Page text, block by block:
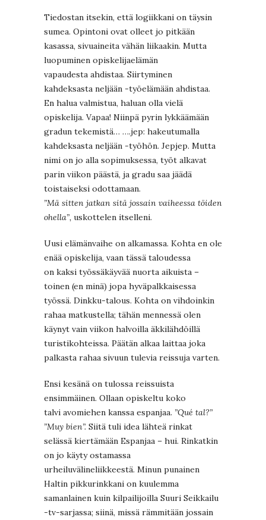
Tiedostan itsekin, että logiikkani on täysin
sumea. Opintoni ovat olleet jo pitkään
kasassa, sivuaineita vähän liikaakin. Mutta
luopuminen opiskelijaelämän
vapaudesta ahdistaa. Siirtyminen
kahdeksasta neljään -työelämään ahdistaa.
En halua valmistua, haluan olla vielä
opiskelija. Vapaa! Niinpä pyrin lykkäämään
gradun tekemistä… ….jep: hakeutumalla
kahdeksasta neljään -työhön. Jepjep. Mutta
nimi on jo alla sopimuksessa, työt alkavat
parin viikon päästä, ja gradu saa jäädä
toistaiseksi odottamaan.
”Mä sitten jatkan sitä jossain vaiheessa töiden
ohella”, uskottelen itselleni.
Uusi elämänvaihe on alkamassa. Kohta en ole
enää opiskelija, vaan tässä taloudessa
on kaksi työssäkäyvää nuorta aikuista –
toinen (en minä) jopa hyväpalkkaisessa
työssä. Dinkku-talous. Kohta on vihdoinkin
rahaa matkustella; tähän mennessä olen
käynyt vain viikon halvoilla äkkilähdöillä
turistikohteissa. Päätän alkaa laittaa joka
palkasta rahaa sivuun tulevia reissuja varten.
Ensi kesänä on tulossa reissuista
ensimmäinen. Ollaan opiskeltu koko
talvi avomiehen kanssa espanjaa. ”Qué tal?”
”Muy bien”. Siitä tuli idea lähteä rinkat
selässä kiertämään Espanjaa – hui. Rinkatkin
on jo käyty ostamassa
urheiluvälineliikkeestä. Minun punainen
Haltin pikkurinkkani on kuulemma
samanlainen kuin kilpailijoilla Suuri Seikkailu
-tv-sarjassa; siinä, missä rämmitään jossain